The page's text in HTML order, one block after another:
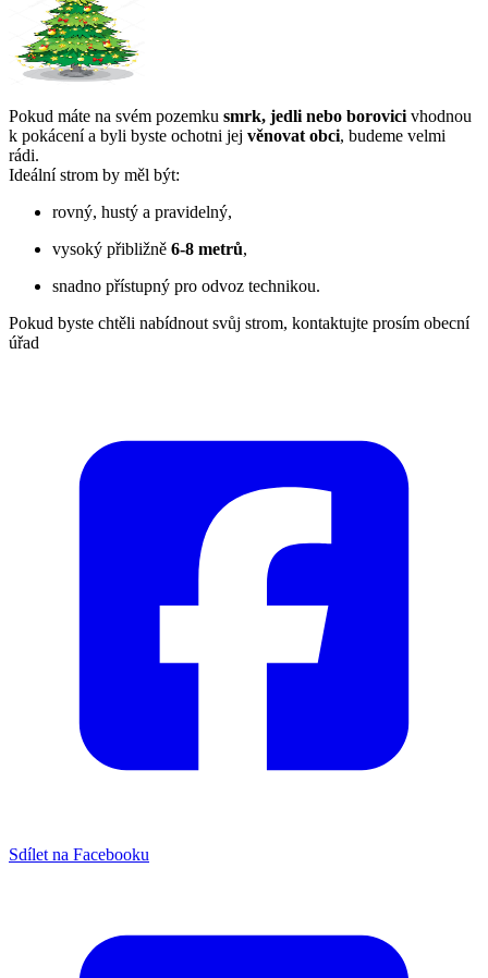
Pokud máte na svém pozemku smrk, jedli nebo borovici vhodnou
k pokácení a byli byste ochotni jej věnovat obci, budeme velmi
rádi.
Ideální strom by měl být:
rovný, hustý a pravidelný,
vysoký přibližně 6-8 metrů,
snadno přístupný pro odvoz technikou.
Pokud byste chtěli nabídnout svůj strom, kontaktujte prosím obecní
úřad
Sdílet na Facebooku